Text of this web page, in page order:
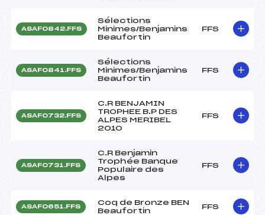
ASAF0842.FFS
Sélections
Minimes/Benjamins
Beaufortin
FFS
ASAF0841.FFS
Sélections
Minimes/Benjamins
Beaufortin
FFS
ASAF0732.FFS
C.R BENJAMIN
TROPHEE B.P DES
ALPES MERIBEL
2010
FFS
ASAF0731.FFS
C.R Benjamin
Trophée Banque
Populaire des
Alpes
FFS
ASAF0651.FFS
Coq de Bronze BEN
Beaufortin
FFS